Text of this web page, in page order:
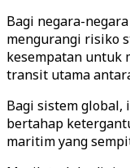
Bagi negara-
mengurangi risiko
kesempatan untuk
transit utama
Bagi sistem
bertahap
maritim yang